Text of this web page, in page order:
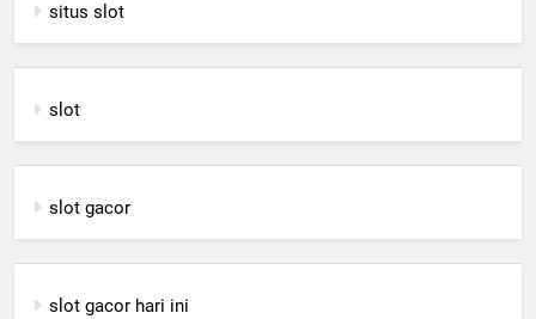
situs slot
slot
slot gacor
slot gacor hari ini